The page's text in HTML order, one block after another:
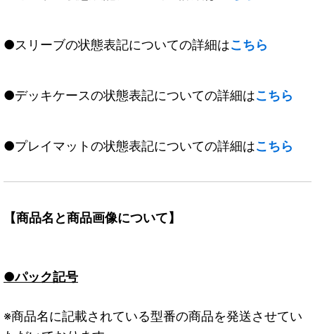
●スリーブの状態表記についての詳細はこちら
●デッキケースの状態表記についての詳細はこちら
●プレイマットの状態表記についての詳細はこちら
【商品名と商品画像について】
●パック記号
※商品名に記載されている型番の商品を発送させてい